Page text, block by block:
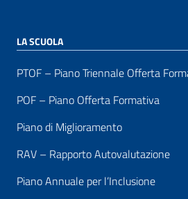
LA SCUOLA
PTOF – Piano Triennale Offerta
POF – Piano Offerta Formativa
Piano di Miglioramento
RAV – Rapporto Autovalutazione
Piano Annuale per l’Inclusione